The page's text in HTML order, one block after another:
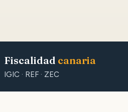
Fiscalidad canaria
IGIC · REF · ZEC